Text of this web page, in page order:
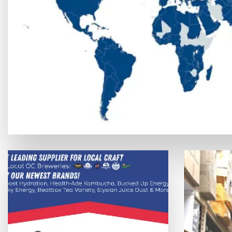
正式なライセンスを持ち、SSL暗号化
カスタマーサポート
優秀なカジノは、迅速で親切なサポー
便利さ・モバイル対応
スマホ、タブレットデバイス、PCのど
ゲームの質
ネットエント、Microgaming、プレイ
オンラインカジノサイトの入出金